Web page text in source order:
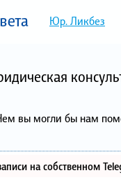
Юр. Ликбез
вы могли бы нам
на собственном